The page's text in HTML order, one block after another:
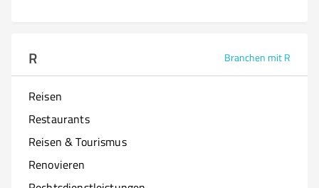
R Branchen mit R
Reisen
Restaurants
Reisen & Tourismus
Renovieren